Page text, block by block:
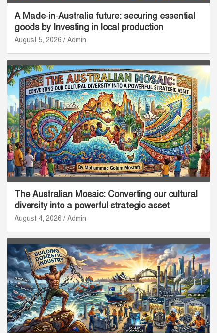
A Made-in-Australia future: securing essential
goods by Investing in local production
August 5, 2026 Admin
The Australian Mosaic: Converting our cultural
diversity into a powerful strategic asset
August 4, 2026 Admin